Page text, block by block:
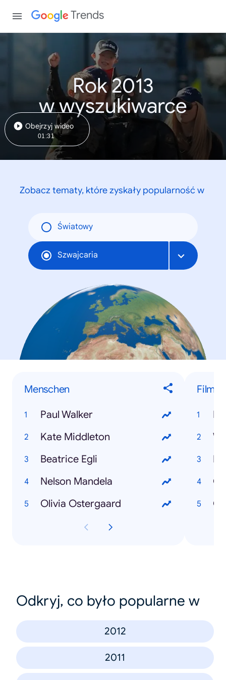
Trends
Rok 2013
w wyszukiwarce
Obejrzyj wideo
01:31
Zobacz tematy, które zyskały popularność w
Światowy
Szwajcaria
Menschen
Paul Walker
Kate Middleton
Beatrice Egli
Nelson Mandela
Olivia Ostergaard
Filme
Odkryj, co było popularne w
2012
2011